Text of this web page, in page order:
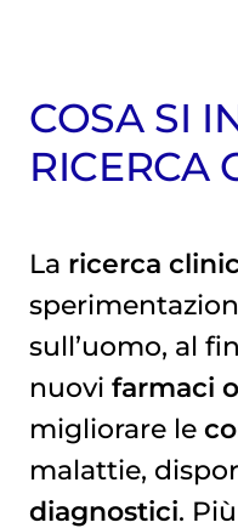
COSA SI
RICERCA
La ricerca
sull’uomo, al
nuovi farmaci
migliorare le
malattie,
diagnostici.